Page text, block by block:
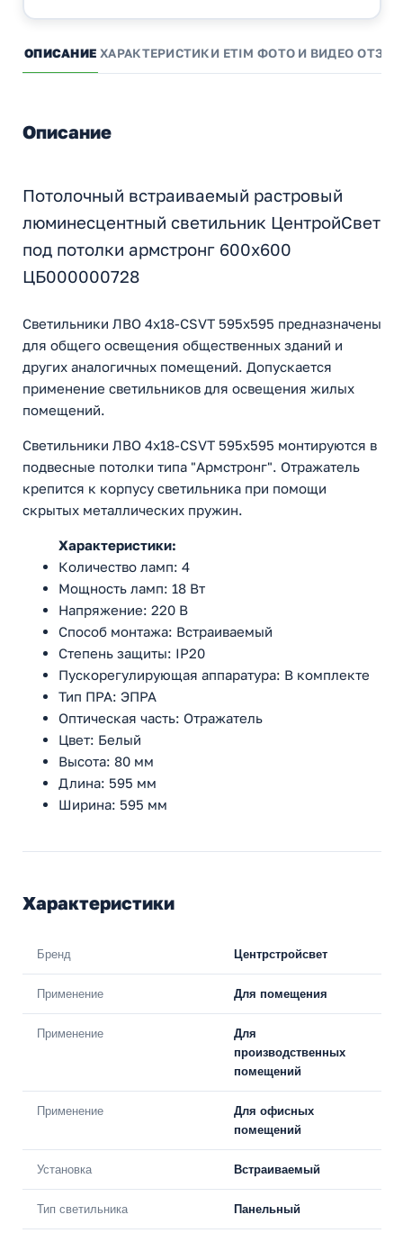
ОПИСАНИЕ ХАРАКТЕРИСТИКИ ETIM ФОТО И ВИДЕО
Описание
Потолочный встраиваемый растровый
люминесцентный светильник ЦентройСвет
под потолки армстронг 600х600
ЦБ000000728
Светильники ЛВО 4х18-CSVT 595x595 предназначены
для общего освещения общественных зданий и
других аналогичных помещений. Допускается
применение светильников для освещения жилых
помещений.
Светильники ЛВО 4х18-CSVT 595x595 монтируются в
подвесные потолки типа "Армстронг". Отражатель
крепится к корпусу светильника при помощи
скрытых металлических пружин.
Характеристики:
Количество ламп: 4
Мощность ламп: 18 Вт
Напряжение: 220 В
Способ монтажа: Встраиваемый
Степень защиты: IP20
Пускорегулирующая аппаратура: В комплекте
Тип ПРА: ЭПРА
Оптическая часть: Отражатель
Цвет: Белый
Высота: 80 мм
Длина: 595 мм
Ширина: 595 мм
Характеристики
Бренд Центрстройсвет
Применение Для помещения
Применение
Для
производственных
помещений
Применение
Для офисных
помещений
Установка Встраиваемый
Тип светильника Панельный